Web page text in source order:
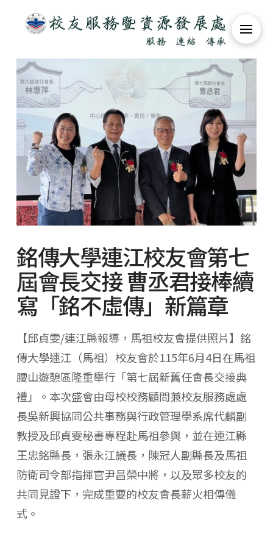
銘傳大學連江校友會第七
屆會長交接 曹丞君接棒續
寫「銘不虛傳」新篇章
【邱貞雯/連江縣報導，馬祖校友會提供照片】銘
傳大學連江（馬祖）校友會於115年6月4日在馬祖
腰山遊憩區隆重舉行「第七屆新舊任會長交接典
禮」。本次盛會由母校校務顧問兼校友服務處處
長吳新興協同公共事務與行政管理學系席代麟副
教授及邱貞雯秘書專程赴馬祖參與，並在連江縣
王忠銘縣長，張永江議長，陳冠人副縣長及馬祖
防衛司令部指揮官尹昌榮中將，以及眾多校友的
共同見證下，完成重要的校友會長薪火相傳儀
式。